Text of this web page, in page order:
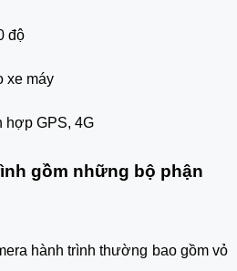
độ
xe máy
hợp GPS, 4G
gồm những bộ phận
hành trình thường bao gồm vỏ